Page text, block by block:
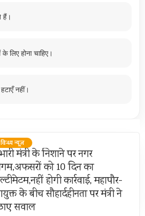
हैं।
लिए होना चाहिए।
नहीं।
विन्ध्य न्यूज़
मंत्री के निशाने पर नगर
को 10 दिन का
होगी कार्रवाई, महापौर-
के बीच सौहार्दहीनता पर मंत्री ने
सवाल